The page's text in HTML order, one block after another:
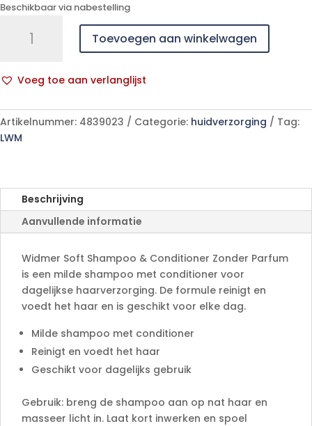
Beschikbaar via nabestelling
Conditioner
Parfum
150ml
Toevoegen aan winkelwagen
Voeg toe aan verlanglijst
l
t
e
a
t
Artikelnummer: 4839023 Categorie: huidverzorging
Tag:
LWM
Beschrijving
Aanvullende informatie
Widmer Soft Shampoo & Conditioner Zonder Parfum
is een milde shampoo met conditioner voor
dagelijkse haarverzorging. De formule reinigt en
voedt het haar en is geschikt voor elke dag.
Milde shampoo met conditioner
Reinigt en voedt het haar
Geschikt voor dagelijks gebruik
Gebruik: breng de shampoo aan op nat haar en
masseer licht in. Laat kort inwerken en spoel